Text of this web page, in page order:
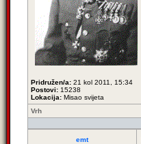
Pridružen/a: 21 kol 2011, 15:34
Postovi: 15238
Lokacija: Misao svijeta
Vrh
emt